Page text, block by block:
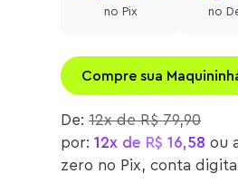
no Pix no
Compre sua
De:12x de R$ 79,90
por:12x de R$ 16,58 ou
zero no Pix, conta